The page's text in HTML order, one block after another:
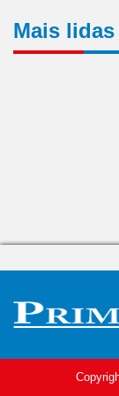
Mais lidas